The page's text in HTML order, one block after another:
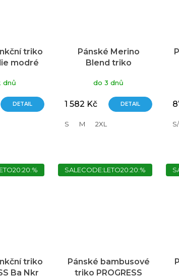
triko
modré
dnů
DETAIL
Pánské Merino
Blend triko
tmavě modrá
do 3 dnů
1 582 Kč DETAIL
S M 2XL
triko
Ba Nkr
SALECODE:LETO20:20:%
Pánské bambusové
triko PROGRESS